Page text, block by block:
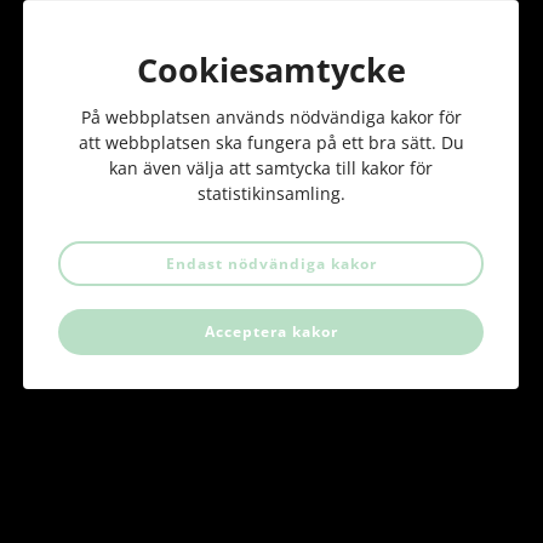
Köp en unik Badenya-tavla och bidra till att skänka
pengar till en skola till föräldralösa barn i Burkina Faso!
GÖR DIN BESTÄLLNING NU!
Cookiesamtycke
På webbplatsen används nödvändiga kakor för
att webbplatsen ska fungera på ett bra sätt. Du
kan även välja att samtycka till kakor för
statistikinsamling.
Endast nödvändiga kakor
Acceptera kakor